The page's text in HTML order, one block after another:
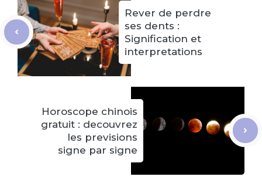
Rever de perdre
ses dents :
Signification et
interpretations
Horoscope chinois
gratuit : decouvrez
les previsions
signe par signe